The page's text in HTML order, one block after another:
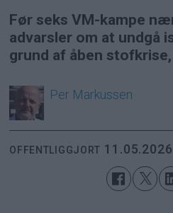
Før seks VM-kampe
advarsler om at undgå
grund af åben
Per Markussen
OFFENTLIGGJORT